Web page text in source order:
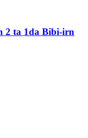
2 ta 1da Bibi-irn